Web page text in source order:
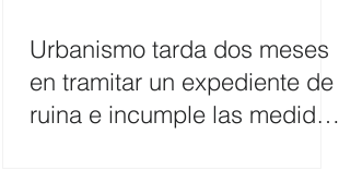
Urbanismo tarda dos meses
en tramitar un expediente de
ruina e incumple las medidas